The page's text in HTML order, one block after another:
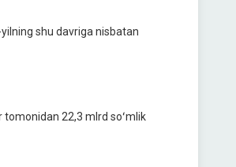
shu davriga nisbatan
22,3 mlrd soʻmlik